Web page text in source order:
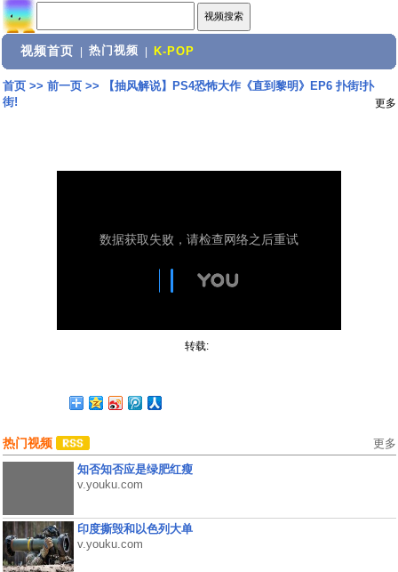
视频首页 热门视频 K-POP
首页>> 前一页>>
【抽风解说】PS4恐怖大作《直到黎明》EP6 扑街!扑
街!
更多
转载:
热门视频 更多
知否知否应是绿肥红瘦
v.youku.com
印度撕毁和以色列大单
v.youku.com